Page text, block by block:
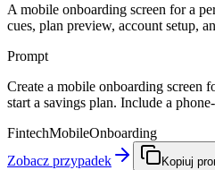
A mobile onboarding screen for a
cues, plan preview, account setup,
Prompt
Create a mobile onboarding screen
start a savings plan. Include a
FintechMobileOnboarding
Zobacz przypadek
Kopiuj